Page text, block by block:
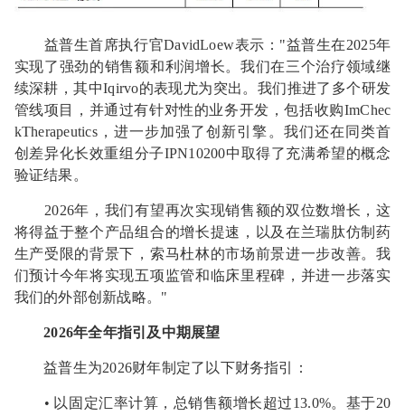
益普生首席执行官DavidLoew表示："益普生在2025年
实现了强劲的销售额和利润增长。我们在三个治疗领域继
续深耕，其中Iqirvo的表现尤为突出。我们推进了多个研发
管线项目，并通过有针对性的业务开发，包括收购ImChec
kTherapeutics，进一步加强了创新引擎。我们还在同类首
创差异化长效重组分子IPN10200中取得了充满希望的概念
验证结果。
2026年，我们有望再次实现销售额的双位数增长，这
将得益于整个产品组合的增长提速，以及在兰瑞肽仿制药
生产受限的背景下，索马杜林的市场前景进一步改善。我
们预计今年将实现五项监管和临床里程碑，并进一步落实
我们的外部创新战略。"
2026年全年指引及中期展望
益普生为2026财年制定了以下财务指引：
• 以固定汇率计算，总销售额增长超过13.0%。基于20